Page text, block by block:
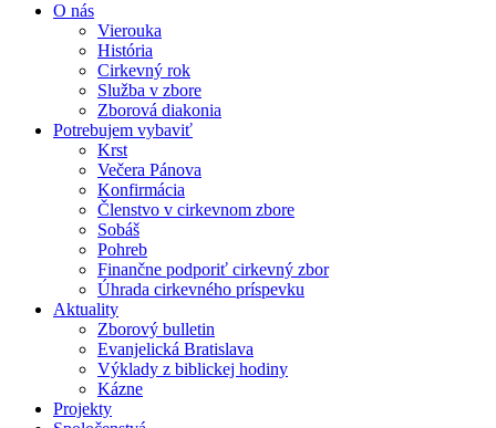
O nás
Vierouka
História
Cirkevný rok
Služba v zbore
Zborová diakonia
Potrebujem vybaviť
Krst
Večera Pánova
Konfirmácia
Členstvo v cirkevnom zbore
Sobáš
Pohreb
Finančne podporiť cirkevný zbor
Úhrada cirkevného príspevku
Aktuality
Zborový bulletin
Evanjelická Bratislava
Výklady z biblickej hodiny
Kázne
Projekty